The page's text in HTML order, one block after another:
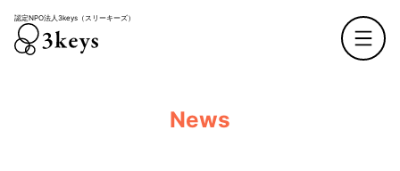
認定NPO法人3keys（スリーキーズ）
News